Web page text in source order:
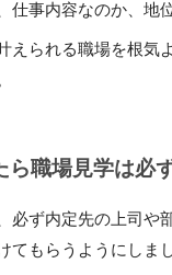
仕事内容なのか、地
えられる職場を根気
ら職場見学は必
必ず内定先の上司や
てもらうようにしま